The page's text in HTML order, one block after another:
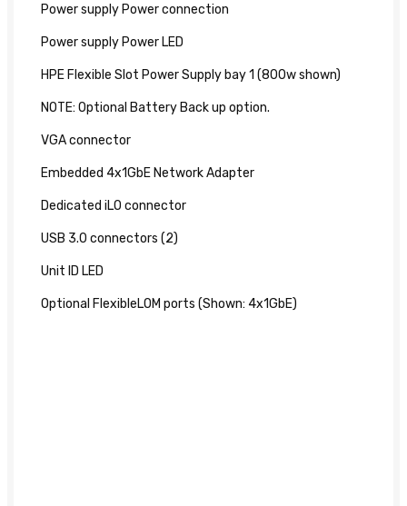
Power supply Power connection
Power supply Power LED
HPE Flexible Slot Power Supply bay 1 (800w shown)
NOTE: Optional Battery Back up option.
VGA connector
Embedded 4x1GbE Network Adapter
Dedicated iLO connector
USB 3.0 connectors (2)
Unit ID LED
Optional FlexibleLOM ports (Shown: 4x1GbE)